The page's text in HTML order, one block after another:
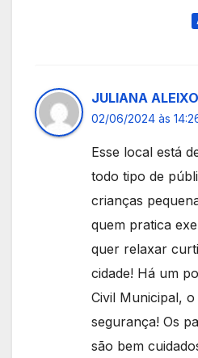
JULIANA ALEIXO
02/06/2024 às
Esse local está
todo tipo de
crianças
quem pratica
quer relaxar
cidade! Há um
Civil Municipal,
segurança! Os
são bem